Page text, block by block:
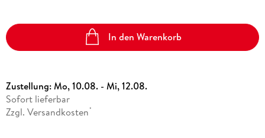
In den Warenkorb
Zustellung:Mo, 10.08. - Mi, 12.08.
Sofort lieferbar
Zzgl. Versandkosten *